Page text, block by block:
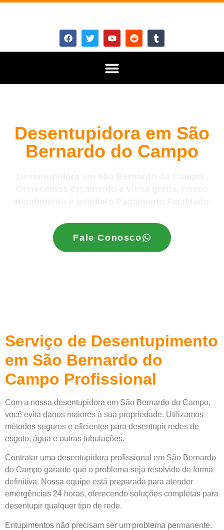
Desentupidora em São
Bernardo do Campo
Fale Conosco
Serviço de Desentupimento
em São Bernardo do
Campo Profissional
Com a nossa desentupidora em São Bernardo do Campo,
você evita danos maiores à sua propriedade. Utilizamos
métodos seguros e eficientes para desentupir redes de
esgoto, água e outras tubulações.
Contratar uma desentupidora profissional em São Bernardo
do Campo garante que o problema seja resolvido de forma
definitiva. Nossa equipe está preparada para atender
emergências 24 horas, oferecendo soluções completas para
desentupir qualquer tipo de rede.
Entupimentos não precisam ser um problema permanente.